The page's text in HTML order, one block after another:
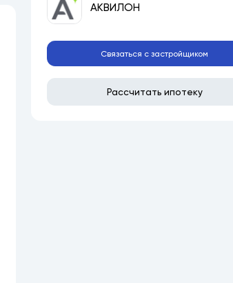
АКВИЛОН
Связаться с застройщиком
Рассчитать ипотеку